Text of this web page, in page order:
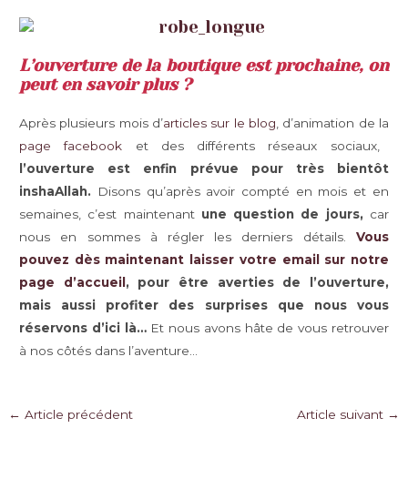
L’ouverture de la boutique est prochaine, on
peut en savoir plus ?
Après plusieurs mois d’articles sur le blog , d’animation de la
page facebook et des différents réseaux sociaux,
l’ouverture est enfin prévue pour très bientôt
inshaAllah. Disons qu’après avoir compté en mois et en
semaines, c’est maintenant une question de jours, car
nous en sommes à régler les derniers détails. Vous
pouvez dès maintenant laisser votre email sur notre
page d’accueil , pour être averties de l’ouverture,
mais aussi profiter des surprises que nous vous
réservons d’ici là…Et nous avons hâte de vous retrouver
à nos côtés dans l’aventure…
Navigation
← Article précédent Article suivant →